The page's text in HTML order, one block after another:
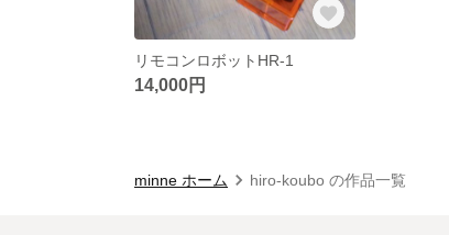
リモコンロボットHR-1
14,000円
minne ホーム hiro-koubo の作品一覧